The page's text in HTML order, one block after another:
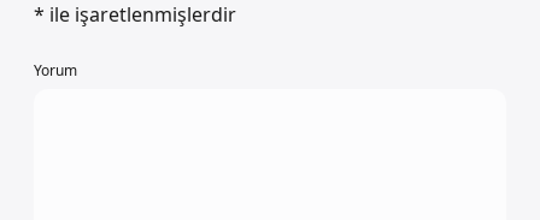
* ile işaretlenmişlerdir
Yorum